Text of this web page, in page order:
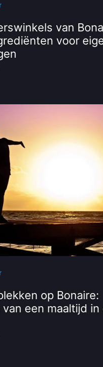
van
voor
op Bonaire:
een maaltijd in